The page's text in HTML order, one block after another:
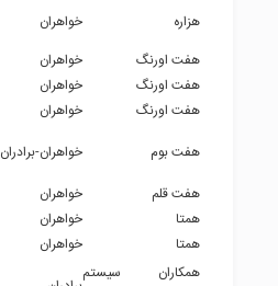
هزاره
خواهران
هفت اورنگ
خواهران
هفت اورنگ
خواهران
هفت اورنگ
خواهران
هفت بوم
خواهران-برادران
هفت قلم
خواهران
همتا
خواهران
همتا
خواهران
همکاران سیستم